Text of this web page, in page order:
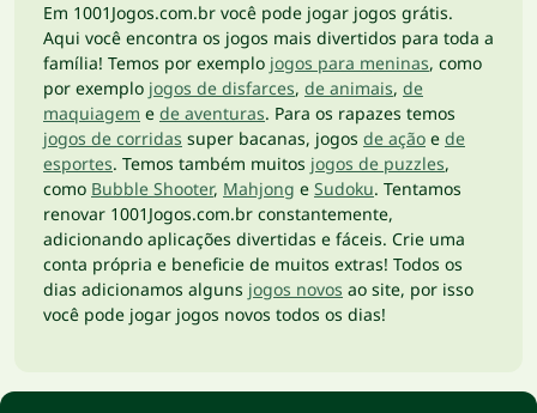
Em 1001Jogos.com.br você pode jogar jogos grátis.
Aqui você encontra os jogos mais divertidos para toda a
família! Temos por exemplo jogos para meninas, como
por exemplo jogos de disfarces, de animais, de
maquiagem e de aventuras. Para os rapazes temos
jogos de corridas super bacanas, jogos de ação e de
esportes. Temos também muitos jogos de puzzles,
como Bubble Shooter, Mahjong e Sudoku. Tentamos
renovar 1001Jogos.com.br constantemente,
adicionando aplicações divertidas e fáceis. Crie uma
conta própria e beneficie de muitos extras! Todos os
dias adicionamos alguns jogos novos ao site, por isso
você pode jogar jogos novos todos os dias!